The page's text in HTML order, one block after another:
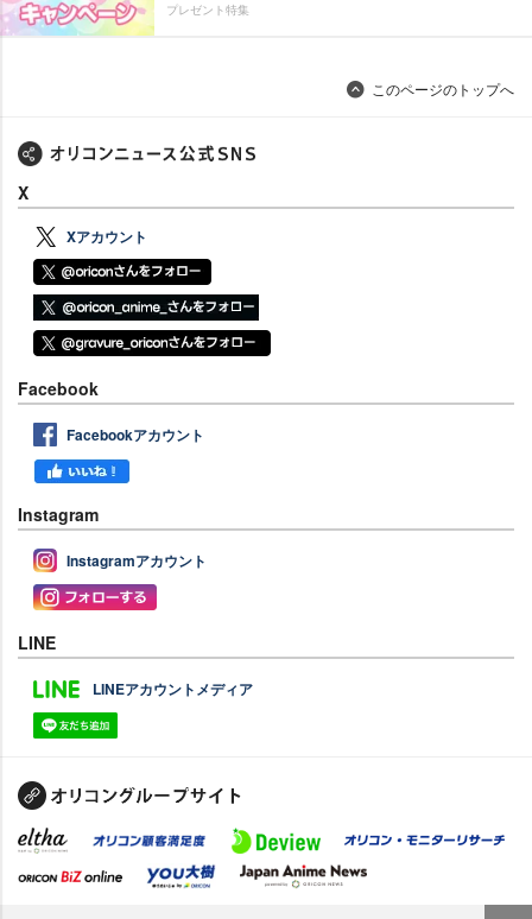
プレゼント特集
このページのトップへ
X
Xアカウント
Facebook
Facebookアカウント
Instagram
Instagramアカウント
LINE
LINEアカウントメディア